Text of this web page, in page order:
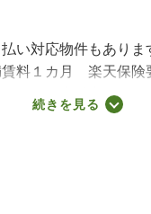
い対応物件もありま
料１カ月 楽天保険
３０平米以上８
０円・賃貸保証等：
／年、引落手数料５
６００円～・維持費
続きを見る